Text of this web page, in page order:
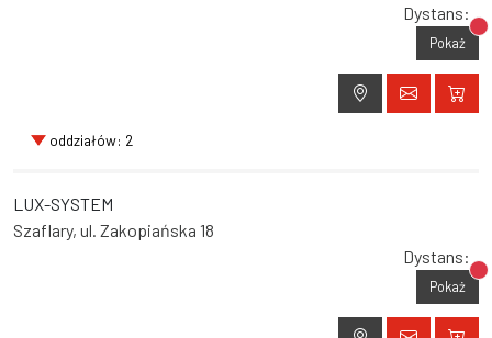
Dystans:
Pokaż
oddziałów: 2
LUX-SYSTEM
Szaflary, ul. Zakopiańska 18
Dystans:
Pokaż